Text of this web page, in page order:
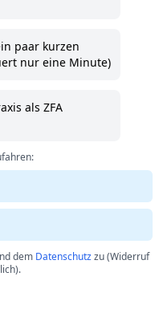
paar kurzen
nur eine Minute)
als ZFA
dem Datenschutzzu (Widerruf